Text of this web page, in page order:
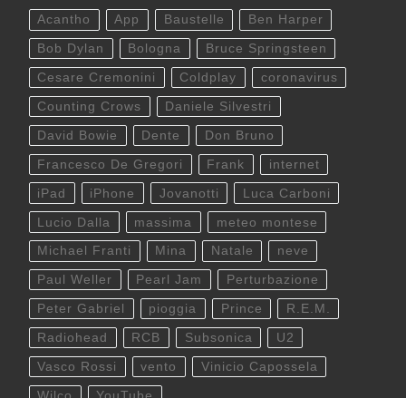
Acantho App Baustelle Ben Harper
Bob Dylan Bologna Bruce Springsteen
Cesare Cremonini Coldplay coronavirus
Counting Crows Daniele Silvestri
David Bowie Dente Don Bruno
Francesco De Gregori Frank internet
iPad iPhone Jovanotti Luca Carboni
Lucio Dalla massima meteo montese
Michael Franti Mina Natale neve
Paul Weller Pearl Jam Perturbazione
Peter Gabriel pioggia Prince R.E.M.
Radiohead RCB Subsonica U2
Vasco Rossi vento Vinicio Capossela